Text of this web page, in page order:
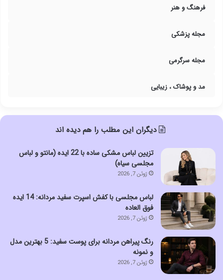
فرهنگ و هنر
مجله پزشکی
مجله سرگرمی
مد و پوشاک ، زیبایی
دیگران این مطلب را هم دیده اند
تزیین لباس مشکی ساده با 22 ایده (مانتو و لباس
مجلسی سیاه)
ژوئن 7, 2026
لباس مجلسی با کفش اسپرت سفید مردانه: 14 ایده
فوق العاده
ژوئن 7, 2026
رنگ پیراهن مردانه برای پوست سفید: 5 بهترین مدل
و نمونه
ژوئن 7, 2026